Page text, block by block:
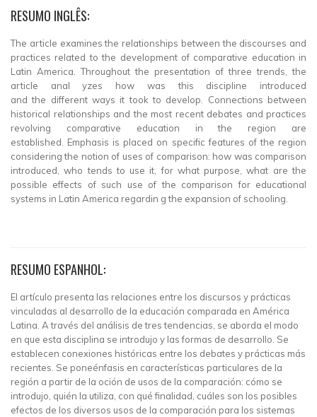
RESUMO INGLÊS:
The article examines the relationships between the discourses and
practices related to the development of comparative education in
Latin America. Throughout the presentation of three trends, the
article anal yzes how was this discipline introduced
and the different ways it took to develop. Connections between
historical relationships and the most recent debates and practices
revolving comparative education in the region are
established. Emphasis is placed on specific features of the region
considering the notion of uses of comparison: how was comparison
introduced, who tends to use it, for what purpose, what are the
possible effects of such use of the comparison for educational
systems in Latin America regardin g the expansion of schooling.
RESUMO ESPANHOL:
El artículo presenta las relaciones entre los discursos y prácticas
vinculadas al desarrollo de la educación comparada en América
Latina. A través del análisis de tres tendencias, se aborda el modo
en que esta disciplina se introdujo y las formas de desarrollo. Se
establecen conexiones históricas entre los debates y prácticas más
recientes. Se poneénfasis en características particulares de la
región a partir de la oción de usos de la comparación: cómo se
introdujo, quién la utiliza, con qué finalidad, cuáles son los posibles
efectos de los diversos usos de la comparación para los sistemas